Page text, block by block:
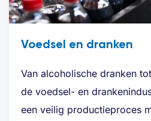
Voedsel en dranken
Van alcoholische dranken
de voedsel- en
een veilig productieproces